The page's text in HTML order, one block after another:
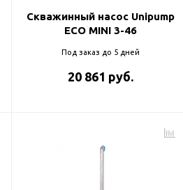
Скважинный насос Unipump
ECO MINI 3-46
Под заказ до 5 дней
20 861 руб.